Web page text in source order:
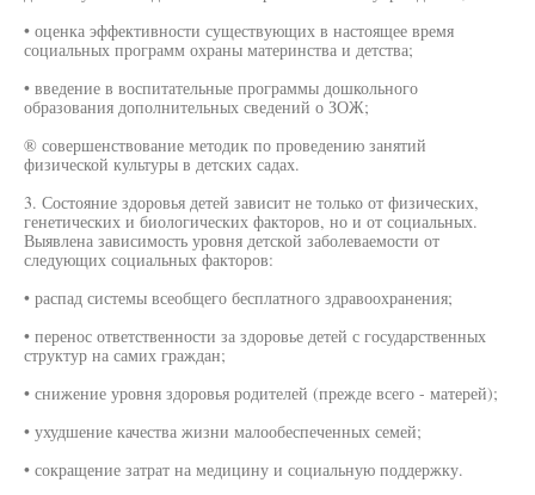
• оценка эффективности существующих в настоящее время
социальных программ охраны материнства и детства;
• введение в воспитательные программы дошкольного
образования дополнительных сведений о ЗОЖ;
® совершенствование методик по проведению занятий
физической культуры в детских садах.
3. Состояние здоровья детей зависит не только от физических,
генетических и биологических факторов, но и от социальных.
Выявлена зависимость уровня детской заболеваемости от
следующих социальных факторов:
• распад системы всеобщего бесплатного здравоохранения;
• перенос ответственности за здоровье детей с государственных
структур на самих граждан;
• снижение уровня здоровья родителей (прежде всего - матерей);
• ухудшение качества жизни малообеспеченных семей;
• сокращение затрат на медицину и социальную поддержку.